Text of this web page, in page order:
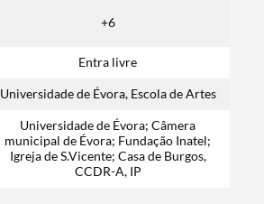
+6
Entra livre
Universidade de Évora, Escola de Artes
Universidade de Évora; Câmera
municipal de Évora; Fundação Inatel;
Igreja de S.Vicente; Casa de Burgos,
CCDR-A, IP